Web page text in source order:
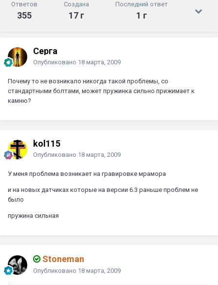
Ответов
355
Создана
17 г
Последний ответ
1 г
Серга
Опубликовано 18 марта, 2009
Почему то не возникало никогда такой проблемы, со
стандартными болтами, может пружинка сильно прижимает к
камню?
kol115
Опубликовано 18 марта, 2009
У меня проблема возникает на гравировке мрамора
и на новых датчиках которые на версии 6.3 раньше проблем не
было
пружина сильная
Stoneman
Опубликовано 18 марта, 2009